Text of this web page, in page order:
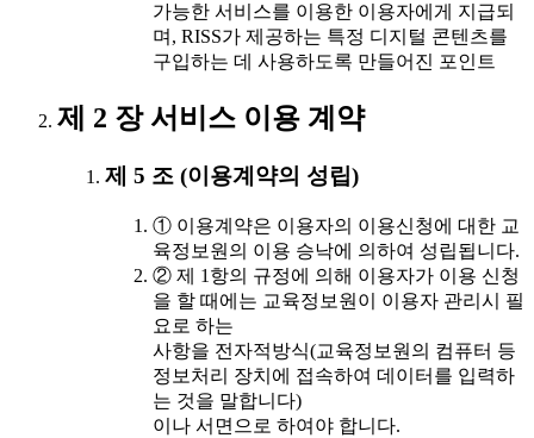
가능한 서비스를 이용한 이용자에게 지급되
며, RISS가 제공하는 특정 디지털 콘텐츠를
구입하는 데 사용하도록 만들어진 포인트
제 2 장 서비스 이용 계약
제 5 조 (이용계약의 성립)
① 이용계약은 이용자의 이용신청에 대한 교
육정보원의 이용 승낙에 의하여 성립됩니다.
② 제 1항의 규정에 의해 이용자가 이용 신청
을 할 때에는 교육정보원이 이용자 관리시 필
요로 하는
사항을 전자적방식(교육정보원의 컴퓨터 등
정보처리 장치에 접속하여 데이터를 입력하
는 것을 말합니다)
이나 서면으로 하여야 합니다.